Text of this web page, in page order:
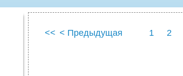
<< < Предыдущая 1 2